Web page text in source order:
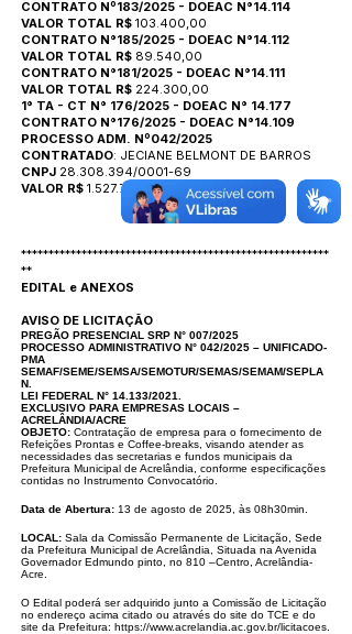
CONTRATO Nº183/2025 - DOEAC N°14.114
VALOR TOTAL R$ 103.400,00
CONTRATO N°185/2025 - DOEAC N°14.112
VALOR TOTAL R$ 89.540,00
CONTRATO N°181/2025 - DOEAC N°14.111
VALOR TOTAL R$ 224.300,00
1° TA - CT N° 176/2025 - DOEAC N° 14.177
CONTRATO N°176/2025 - DOEAC N°14.109
PROCESSO ADM. Nº042/2025
CONTRATADO: JECIANE BELMONT DE BARROS
CNPJ 28.308.394/0001-69
VALOR R$ 1.527.750,00
********************************************************
**
EDITAL e ANEXOS
AVISO DE LICITAÇÃO
PREGÃO PRESENCIAL SRP N° 007/2025
PROCESSO ADMINISTRATIVO N° 042/2025 – UNIFICADO-
PMA
SEMAF/SEME/SEMSA/SEMOTUR/SEMAS/SEMAM/SEPLA
N.
LEI FEDERAL N° 14.133/2021.
EXCLUSIVO PARA EMPRESAS LOCAIS –
ACRELÂNDIA/ACRE
OBJETO: Contratação de empresa para o fornecimento de
Refeições Prontas e Coffee-breaks, visando atender as
necessidades das secretarias e fundos municipais da
Prefeitura Municipal de Acrelândia, conforme especificações
contidas no Instrumento Convocatório.
Data de Abertura: 13 de agosto de 2025, às 08h30min.
LOCAL: Sala da Comissão Permanente de Licitação, Sede
da Prefeitura Municipal de Acrelândia, Situada na Avenida
Governador Edmundo pinto, no 810 –Centro, Acrelândia-
Acre.
O Edital poderá ser adquirido junto a Comissão de Licitação
no endereço acima citado ou através do site do TCE e do
site da Prefeitura: https://www.acrelandia ac.gov.br/licitacoes.